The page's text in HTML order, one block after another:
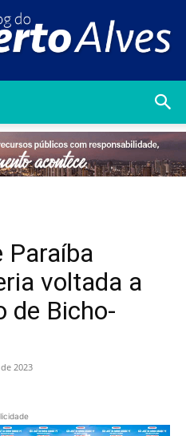
Alberto
Paraíba
voltada a
de Bicho-
2023